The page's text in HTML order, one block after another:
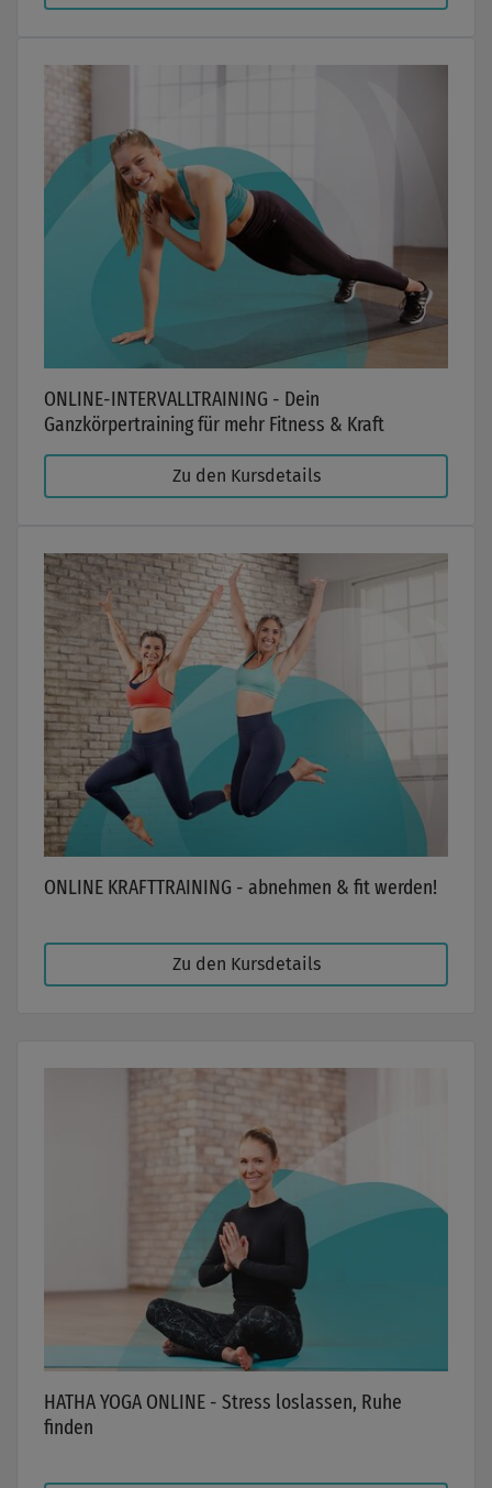
ONLINE-INTERVALLTRAINING - Dein
Ganzkörpertraining für mehr Fitness & Kraft
Zu den Kursdetails
ONLINE KRAFTTRAINING - abnehmen & fit werden!
Zu den Kursdetails
HATHA YOGA ONLINE - Stress loslassen, Ruhe
finden